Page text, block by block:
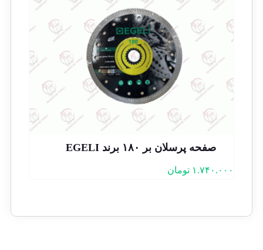
صفحه پرسلان بر ۱۸۰ برند EGELI
۱.۷۴۰.۰۰۰ تومان